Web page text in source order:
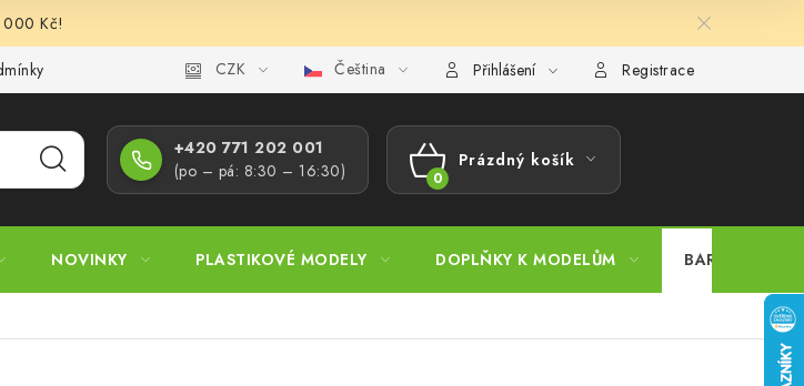
000 Kč!
Podmínky ochrany osobních údajů Reklamační řád Velkoobchod (B2B) Převodník
CZK Čeština Přihlášení Registrace
+420 771 202 001​
(po – pá: 8:30 – 16:30)
NÁKUPNÍ
Prázdný košík
NOVINKY PLASTIKOVÉ MODELY DOPLŇKY K MODELŮM BARVY A